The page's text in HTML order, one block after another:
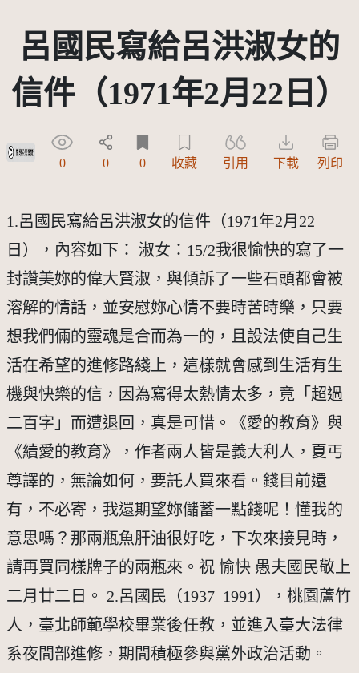
呂國民寫給呂洪淑女的
信件（1971年2月22日）
受著作權法保護-僅限於本平台有限度公開瀏覽
0 0 0 收藏 引用 下載 列印
1.呂國民寫給呂洪淑女的信件（1971年2月22
日），內容如下： 淑女：15/2我很愉快的寫了一
封讚美妳的偉大賢淑，與傾訴了一些石頭都會被
溶解的情話，並安慰妳心情不要時苦時樂，只要
想我們倆的靈魂是合而為一的，且設法使自己生
活在希望的進修路綫上，這樣就會感到生活有生
機與快樂的信，因為寫得太熱情太多，竟「超過
二百字」而遭退回，真是可惜。《愛的教育》與
《續愛的教育》，作者兩人皆是義大利人，夏丐
尊譯的，無論如何，要託人買來看。錢目前還
有，不必寄，我還期望妳儲蓄一點錢呢！懂我的
意思嗎？那兩瓶魚肝油很好吃，下次來接見時，
請再買同樣牌子的兩瓶來。祝 愉快 愚夫國民敬上
二月廿二日。 2.呂國民（1937–1991），桃園蘆竹
人，臺北師範學校畢業後任教，並進入臺大法律
系夜間部進修，期間積極參與黨外政治活動。